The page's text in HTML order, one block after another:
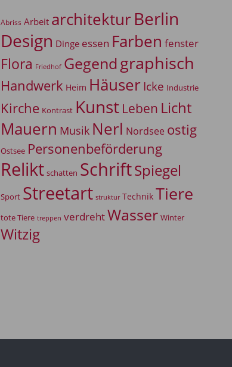
Abriss Arbeit architekturBerlin
Design Dinge essen Farben fenster
Flora Friedhof Gegendgraphisch
Handwerk Heim Häuser Icke Industrie
Kirche Kontrast Kunst Leben Licht
Mauern Musik Nerl Nordsee ostig
Ostsee Personenbeförderung
Relikt schatten SchriftSpiegel
Sport Streetart struktur Technik Tiere
tote Tiere treppen verdrehtWasser Winter
Witzig